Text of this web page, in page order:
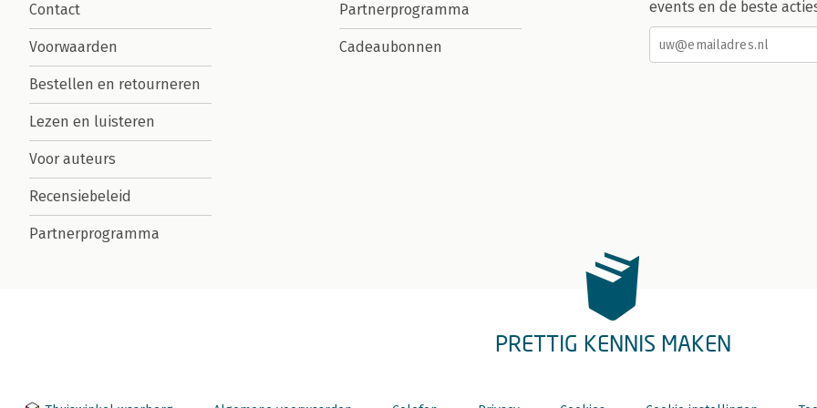
Contact
Voorwaarden
Bestellen en retourneren
Lezen en luisteren
Voor auteurs
Recensiebeleid
Partnerprogramma
Partnerprogramma
Cadeaubonnen
events en de beste
PRETTIG KENNIS MAKEN